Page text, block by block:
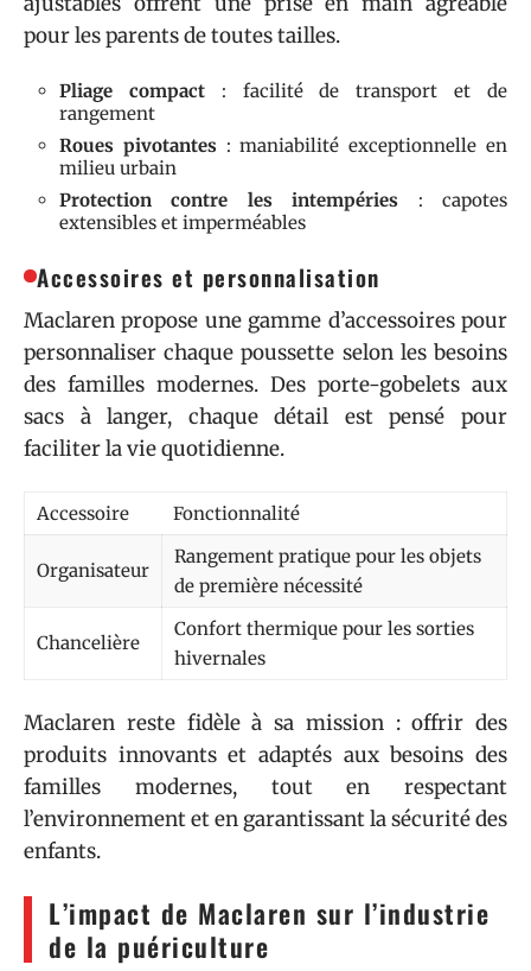
pour les parents de toutes tailles.
Pliage compact: facilité de transport et de
rangement
Roues pivotantes: maniabilité exceptionnelle en
milieu urbain
Protection contre les intempéries : capotes
extensibles et imperméables
Accessoires et personnalisation
Maclaren propose une gamme d’accessoires pour
personnaliser chaque poussette selon les besoins
des familles modernes. Des porte-gobelets aux
sacs à langer, chaque détail est pensé pour
faciliter la vie quotidienne.
Accessoire Fonctionnalité
Organisateur
Rangement pratique pour les objets
de première nécessité
Chancelière
Confort thermique pour les sorties
hivernales
Maclaren reste fidèle à sa mission : offrir des
produits innovants et adaptés aux besoins des
familles modernes, tout en respectant
l’environnement et en garantissant la sécurité des
enfants.
L’impact de Maclaren sur l’industrie
de la puériculture